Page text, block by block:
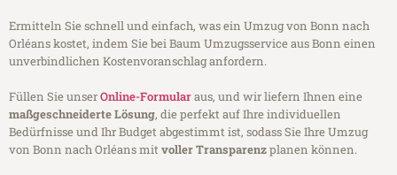
Ermitteln Sie schnell und einfach, was ein Umzug von Bonn nach
Orléans kostet, indem Sie bei Baum Umzugsservice aus Bonn einen
unverbindlichen Kostenvoranschlag anfordern.
Füllen Sie unserOnline-Formularaus, und wir liefern Ihnen eine
maßgeschneiderte Lösung, die perfekt auf Ihre individuellen
Bedürfnisse und Ihr Budget abgestimmt ist, sodass Sie Ihre Umzug
von Bonn nach Orléans mitvoller Transparenzplanen können.